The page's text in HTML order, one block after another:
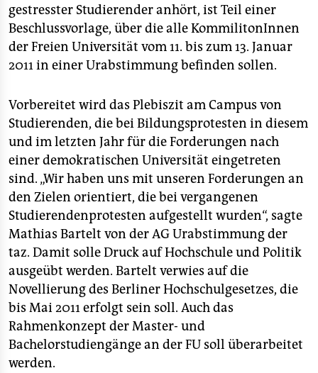
fragen & hilfe
unterstützen
abo
epaper login
gestresster Studierender anhört, ist Teil einer
Beschlussvorlage, über die alle KommilitonInnen
der Freien Universität vom 11. bis zum 13. Januar
2011 in einer Urabstimmung befinden sollen.
Vorbereitet wird das Plebiszit am Campus von
Studierenden, die bei Bildungsprotesten in diesem
und im letzten Jahr für die Forderungen nach
einer demokratischen Universität eingetreten
sind. „Wir haben uns mit unseren Forderungen an
den Zielen orientiert, die bei vergangenen
Studierendenprotesten aufgestellt wurden“, sagte
Mathias Bartelt von der AG Urabstimmung der
taz. Damit solle Druck auf Hochschule und Politik
ausgeübt werden. Bartelt verwies auf die
Novellierung des Berliner Hochschulgesetzes, die
bis Mai 2011 erfolgt sein soll. Auch das
Rahmenkonzept der Master- und
Bachelorstudiengänge an der FU soll überarbeitet
werden.